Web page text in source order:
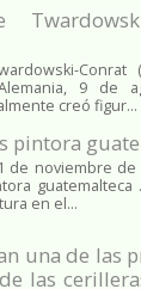
Alemania, 9 de
creó figur...
pintora
de noviembre
en el...
una de las
las